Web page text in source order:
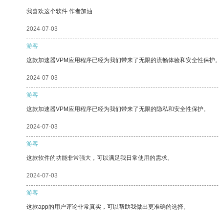
我喜欢这个软件 作者加油
2024-07-03
游客
这款加速器VPM应用程序已经为我们带来了无限的流畅体验和安全性保护
2024-07-03
游客
这款加速器VPM应用程序已经为我们带来了无限的隐私和安全性保护。
2024-07-03
游客
这款软件的功能非常强大，可以满足我日常使用的需求。
2024-07-03
游客
这款app的用户评论非常真实，可以帮助我做出更准确的选择。